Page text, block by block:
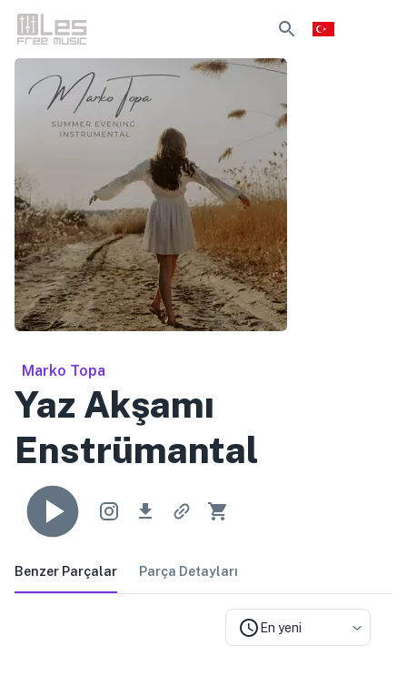
Marko Topa
Yaz Akşamı
Enstrümantal
Benzer Parçalar Parça Detayları
En yeni